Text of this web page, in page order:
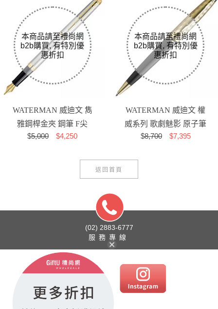
WATERMAN 威迪文 雋
雅鋼桿金夾 鋼筆 F尖
$5,000 $4,250
WATERMAN 威迪文 權
威系列 歌劇魅影 原子筆
$8,700$7,395
返回首頁
(02) 2883-6777
服務專線